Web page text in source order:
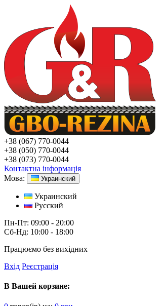
+38 (067) 770-0044
+38 (050) 770-0044
+38 (073) 770-0044
Контактна інформація
Мова:
Украинский
Украинский
Русский
Пн-Пт: 09:00 - 20:00
Сб-Нд: 10:00 - 18:00
Працюємо без вихідних
Вхід Реєстрація
В Вашей корзине: